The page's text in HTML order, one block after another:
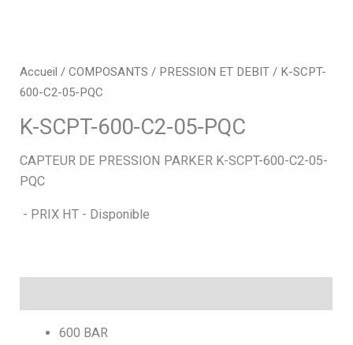
r
c
e
Accueil /COMPOSANTS / PRESSION ET DEBIT / K-SCPT-
600-C2-05-PQC
K-SCPT-600-C2-05-PQC
CAPTEUR DE PRESSION PARKER K-SCPT-600-C2-05-
PQC
- PRIX HT - Disponible
600 BAR